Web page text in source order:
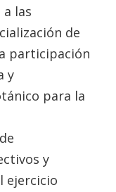
las
de
participación
y
para la
y
ejercicio